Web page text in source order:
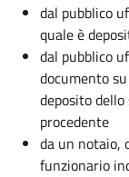
dal pubblico
quale è
dal pubblico
documento
deposito
procedente
da un notaio,
funzionario